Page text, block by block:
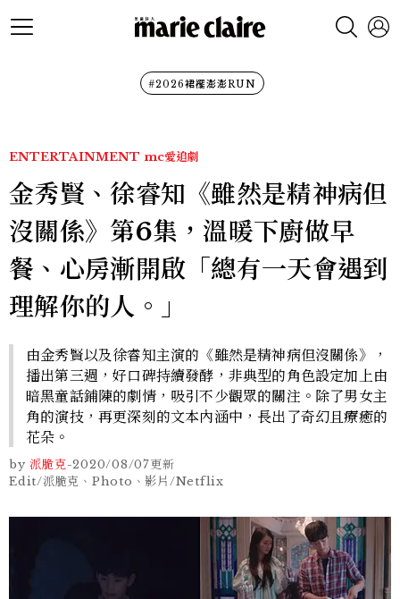
#2026裙襬澎澎RUN
ENTERTAINMENT mc愛追劇
金秀賢、徐睿知《雖然是精神病但
沒關係》第6集，溫暖下廚做早
餐、心房漸開啟「總有一天會遇到
理解你的人。」
由金秀賢以及徐睿知主演的《雖然是精神病但沒關係》，
播出第三週，好口碑持續發酵，非典型的角色設定加上由
暗黑童話鋪陳的劇情，吸引不少觀眾的關注。除了男女主
角的演技，再更深刻的文本內涵中，長出了奇幻且療癒的
花朵。
by 派脆克-2020/08/07更新
Edit/派脆克、Photo、影片/Netflix